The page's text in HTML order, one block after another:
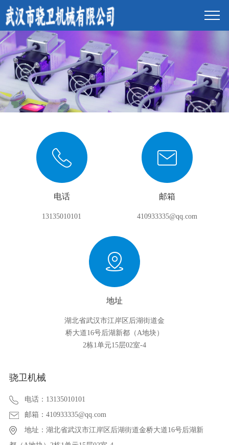
电话
13135010101
邮箱
410933335@qq.com
地址
湖北省武汉市江岸区后湖街道金
桥大道16号后湖新都（A地块）
2栋1单元15层02室-4
骁卫机械
电话： 13135010101
邮箱： 410933335@qq.com
地址：湖北省武汉市江岸区后湖街道金桥大道16号后湖新